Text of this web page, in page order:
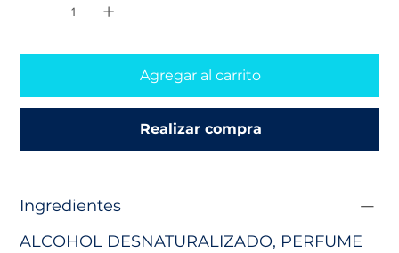
Agregar al carrito
Realizar compra
Ingredientes
ALCOHOL DESNATURALIZADO, PERFUME